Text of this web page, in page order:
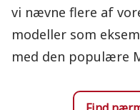
vi nævne flere af
modeller som
med den populære